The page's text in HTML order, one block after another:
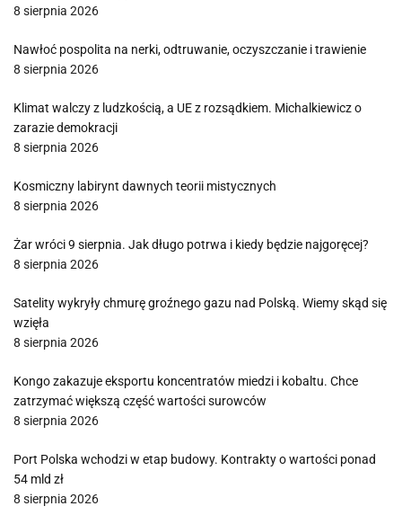
8 sierpnia 2026
Nawłoć pospolita na nerki, odtruwanie, oczyszczanie i trawienie
8 sierpnia 2026
Klimat walczy z ludzkością, a UE z rozsądkiem. Michalkiewicz o
zarazie demokracji
8 sierpnia 2026
Kosmiczny labirynt dawnych teorii mistycznych
8 sierpnia 2026
Żar wróci 9 sierpnia. Jak długo potrwa i kiedy będzie najgoręcej?
8 sierpnia 2026
Satelity wykryły chmurę groźnego gazu nad Polską. Wiemy skąd się
wzięła
8 sierpnia 2026
Kongo zakazuje eksportu koncentratów miedzi i kobaltu. Chce
zatrzymać większą część wartości surowców
8 sierpnia 2026
Port Polska wchodzi w etap budowy. Kontrakty o wartości ponad
54 mld zł
8 sierpnia 2026